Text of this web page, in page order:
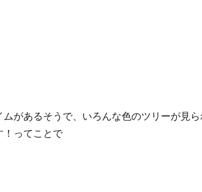
があるそうで、いろんな色のツリーが見
！ってことで